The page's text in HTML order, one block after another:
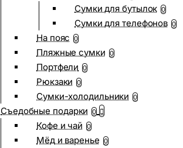
Сумки для бутылок 0
Сумки для телефонов 0
На пояс 0
Пляжные сумки 0
Портфели 0
Рюкзаки 0
Сумки-холодильники 0
Съедобные подарки 0
Кофе и чай 0
Мёд и варенье 0